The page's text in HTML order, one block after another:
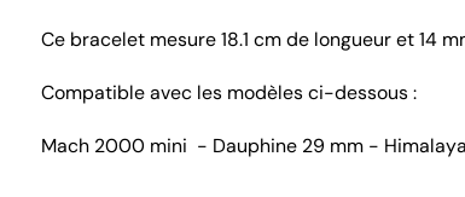
Ce bracelet mesure 18.1 cm de longueur et 14
Compatible avec les modèles ci-dessous :
Mach 2000 mini - Dauphine 29 mm -